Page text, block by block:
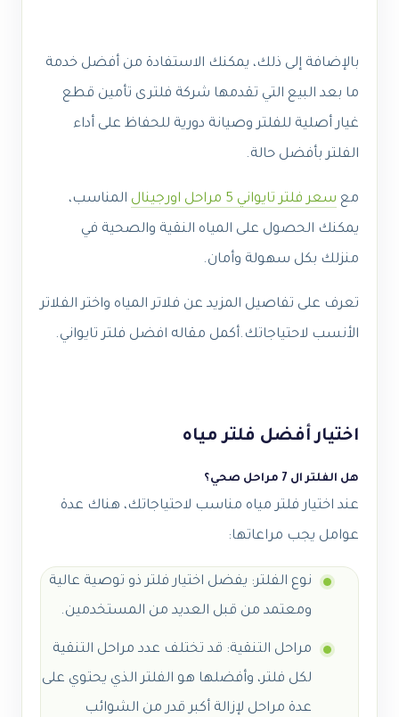
بالإضافة إلى ذلك، يمكنك الاستفادة من أفضل خدمة
ما بعد البيع التي تقدمها شركة فلترى تأمين قطع
غيار أصلية للفلتر وصيانة دورية للحفاظ على أداء
الفلتر بأفضل حالة.
مع سعر فلتر تايواني 5 مراحل اورجينال
المناسب،
يمكنك الحصول على المياه النقية والصحية في
منزلك بكل سهولة وأمان.
تعرف على تفاصيل المزيد عن فلاتر المياه واختر الفلاتر
الأنسب لاحتياجاتك.أكمل مقاله افضل فلتر تايواني.
اختيار أفضل فلتر مياه
هل الفلتر ال 7 مراحل صحي؟
عند اختيار فلتر مياه مناسب لاحتياجاتك، هناك عدة
عوامل يجب مراعاتها:
نوع الفلتر: يفضل اختيار فلتر ذو توصية عالية
ومعتمد من قبل العديد من المستخدمين.
مراحل التنقية: قد تختلف عدد مراحل التنقية
لكل فلتر، وأفضلها هو الفلتر الذي يحتوي على
عدة مراحل لإزالة أكبر قدر من الشوائب